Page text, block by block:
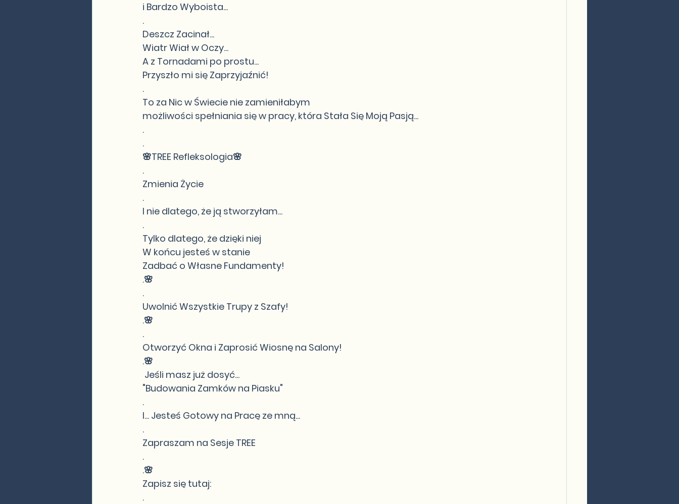
i Bardzo Wyboista...
.
Deszcz Zacinał...
Wiatr Wiał w Oczy...
A z Tornadami po prostu...
Przyszło mi się Zaprzyjaźnić!
.
To za Nic w Świecie nie zamieniłabym
możliwości spełniania się w pracy, która Stała Się Moją Pasją...
.
.
🌸TREE Refleksologia🌸
.
Zmienia Życie
.
I nie dlatego, że ją stworzyłam...
.
Tylko dlatego, że dzięki niej
W końcu jesteś w stanie
Zadbać o Własne Fundamenty!
.🌸
.
Uwolnić Wszystkie Trupy z Szafy!
.🌸
.
Otworzyć Okna i Zaprosić Wiosnę na Salony!
.🌸
Jeśli masz już dosyć...
"Budowania Zamków na Piasku"
.
I... Jesteś Gotowy na Pracę ze mną...
.
Zapraszam na Sesje TREE
.
.🌸
Zapisz się tutaj:
.